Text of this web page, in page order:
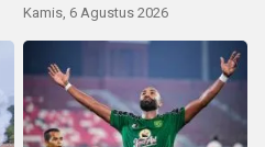
Kamis, 6 Agustus 2026